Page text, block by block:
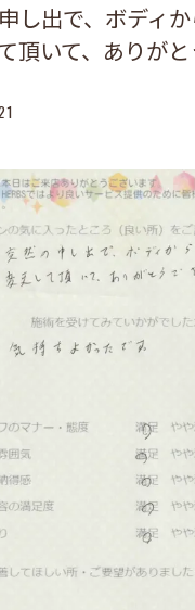
し出で、ボディ
頂いて、ありが